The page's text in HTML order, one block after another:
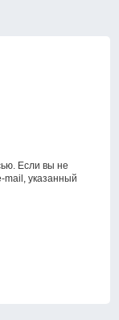
Если вы не
mail, указанный